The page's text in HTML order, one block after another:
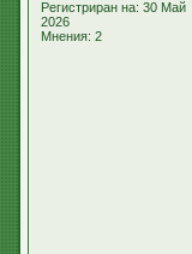
Регистриран на: 30 Май
2026
Мнения: 2